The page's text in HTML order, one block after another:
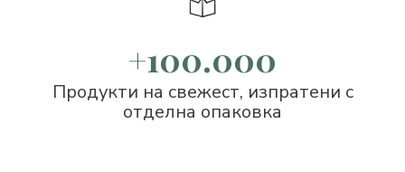
+100.000
Продукти на свежест, изпратени с
отделна опаковка